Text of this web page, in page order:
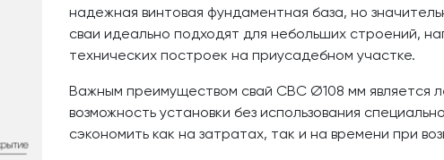
надежная винтовая фундаментная база, но
сваи идеально подходят для небольших строений,
технических построек на приусадебном участке.
Важным преимуществом свай СВС Ø108 мм является
возможность установки без использования
сэкономить как на затратах, так и на времени при